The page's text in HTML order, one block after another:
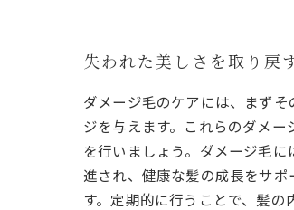
失われた美しさを取り戻
ダメージ毛のケアには、まず
ジを与えます。これらのダメ
を行いましょう。ダメージ毛
進され、健康な髪の成長をサ
す。定期的に行うことで、髪